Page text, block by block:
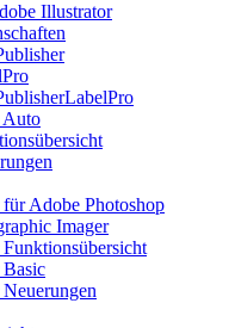
Illustrator
Adobe Photoshop
Imager